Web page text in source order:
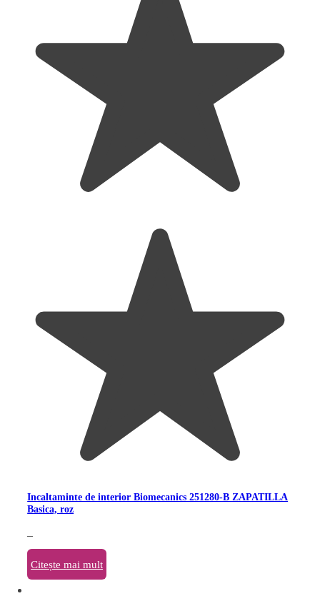
Incaltaminte de interior Biomecanics 251280-B ZAPATILLA
Basica, roz
–
Citește mai mult